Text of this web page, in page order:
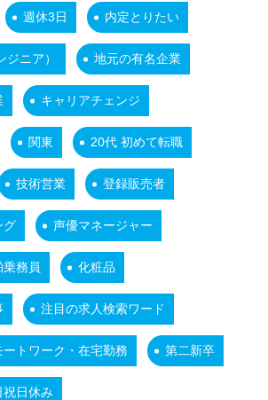
週休3日 内定とりたい
ニア） 地元の有名企業
キャリアチェンジ
関東 20代 初めて転職
技術営業 登録販売者
グ 声優マネージャー
務員 化粧品
注目の求人検索ワード
ートワーク・在宅勤務 第二新卒
祝日休み